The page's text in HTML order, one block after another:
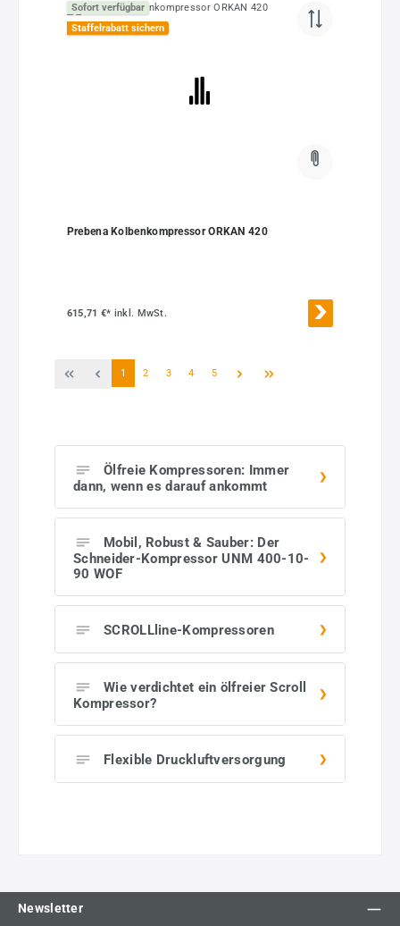
Sofort verfügbar
Staffelrabatt sichern
Prebena Kolbenkompressor ORKAN 420
615,71 €* inkl. MwSt.
Seite
1 Seite
2 Seite
3 Seite
4 Seite
5
Ölfreie Kompressoren: Immer
dann, wenn es darauf ankommt
Mobil, Robust & Sauber: Der
Schneider-Kompressor UNM 400-10-
90 WOF
SCROLLline-Kompressoren
Wie verdichtet ein ölfreier Scroll
Kompressor?
Flexible Druckluftversorgung
Newsletter